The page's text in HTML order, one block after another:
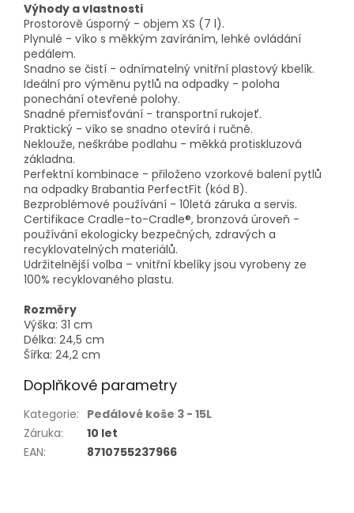
Výhody a vlastnosti
Prostorově úsporný - objem XS (7 l).
Plynulé - víko s měkkým zavíráním, lehké ovládání
pedálem.
Snadno se čistí - odnímatelný vnitřní plastový kbelík.
Ideální pro výměnu pytlů na odpadky - poloha
ponechání otevřené polohy.
Snadné přemisťování - transportní rukojeť.
Praktický - víko se snadno otevírá i ručně.
Neklouže, neškrábe podlahu - měkká protiskluzová
základna.
Perfektní kombinace - přiloženo vzorkové balení pytlů
na odpadky Brabantia PerfectFit (kód B).
Bezproblémové používání - 10letá záruka a servis.
Certifikace Cradle-to-Cradle®, bronzová úroveň -
používání ekologicky bezpečných, zdravých a
recyklovatelných materiálů.
Udržitelnější volba – vnitřní kbelíky jsou vyrobeny ze
100% recyklovaného plastu.
Rozměry
Výška: 31 cm
Délka: 24,5 cm
Šířka: 24,2 cm
Doplňkové parametry
Kategorie: Pedálové koše 3 - 15L
Záruka:
10 let
EAN: 8710755237966